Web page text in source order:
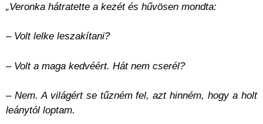
„Veronka hátratette a kezét és hűvösen mondta:
– Volt lelke leszakítani?
– Volt a maga kedvéért. Hát nem cserél?
– Nem. A világért se tűzném fel, azt hinném, hogy a holt
leánytól loptam.